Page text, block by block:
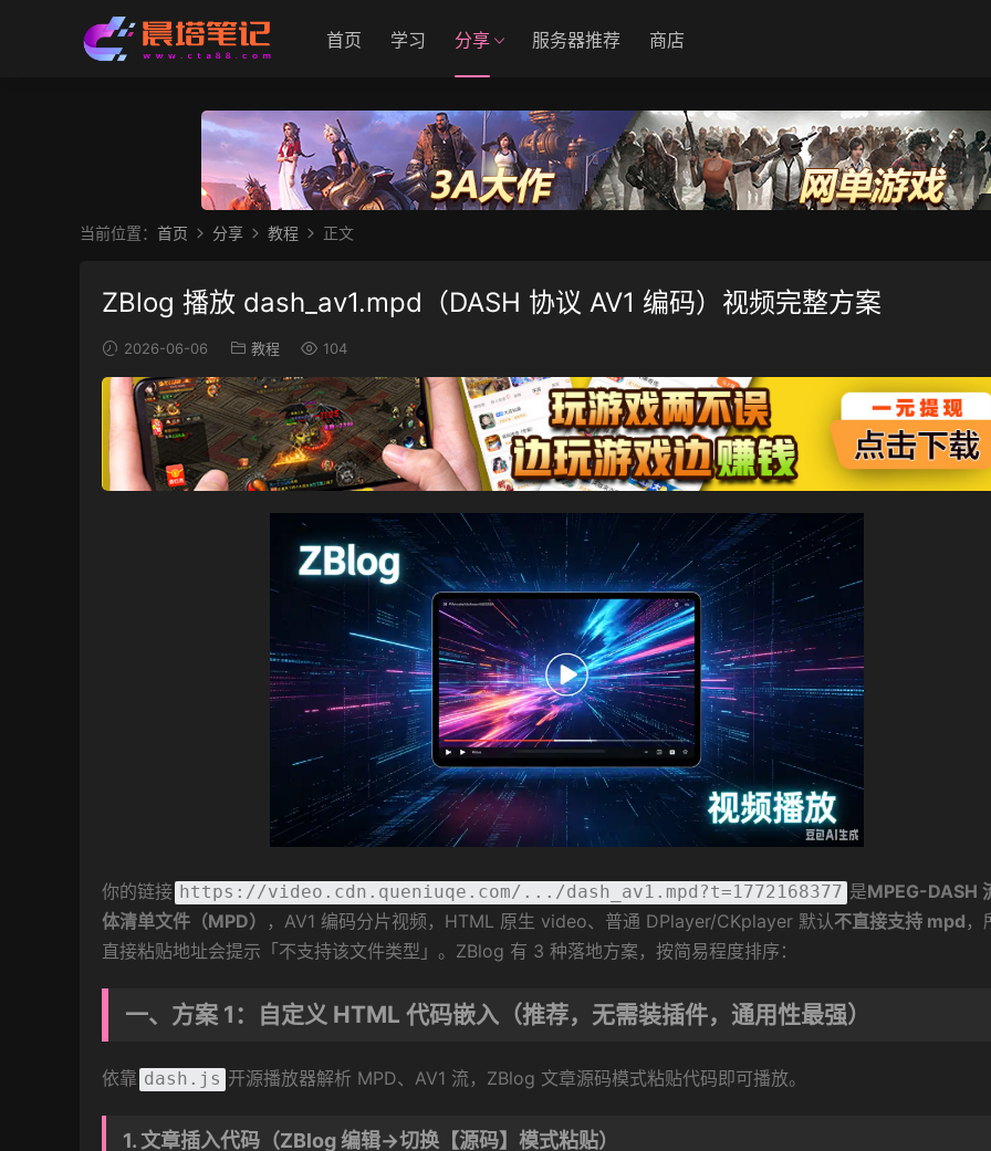
首页 学习 分享 服务器推荐 商店
当前位置： 首页 分享 教程 正文
ZBlog 播放 dash_av1.mpd（DASH 协议 AV1 编码）视频完整方案
2026-06-06 教程 104
你的链接 https://video.cdn.queniuqe.com/.../dash_av1.mpd?t=1772168377 是MPEG-DASH
体清单文件（MPD）
，AV1 编码分片视频，HTML 原生 video、普通 DPlayer/CKplayer 默认 不直接支持 mpd ，
直接粘贴地址会提示「不支持该文件类型」。ZBlog 有 3 种落地方案，按简易程度排序：
一、方案 1：自定义 HTML 代码嵌入（推荐，无需装插件，通用性最强）
依靠 dash.js 开源播放器解析 MPD、AV1 流，ZBlog 文章源码模式粘贴代码即可播放。
1. 文章插入代码（ZBlog 编辑→切换【源码】模式粘贴）